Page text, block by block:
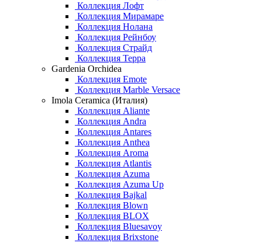
Коллекция Лофт
Коллекция Мирамаре
Коллекция Нолана
Коллекция Рейнбоу
Коллекция Страйд
Коллекция Терра
Gardenia Orchidea
Коллекция Emote
Коллекция Marble Versace
Imola Ceramica (Италия)
Коллекция Aliante
Коллекция Andra
Коллекция Antares
Коллекция Anthea
Коллекция Aroma
Коллекция Atlantis
Коллекция Azuma
Коллекция Azuma Up
Коллекция Bajkal
Коллекция Blown
Коллекция BLOX
Коллекция Bluesavoy
Коллекция Brixstone